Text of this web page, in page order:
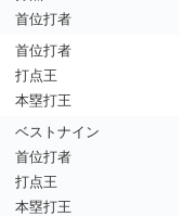
首位打者
首位打者
打点王
本塁打王
ベストナイン
首位打者
打点王
本塁打王